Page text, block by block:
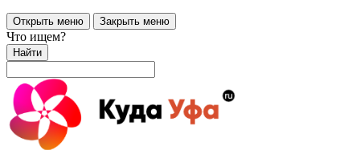
Открыть меню Закрыть меню
Что ищем?
Найти